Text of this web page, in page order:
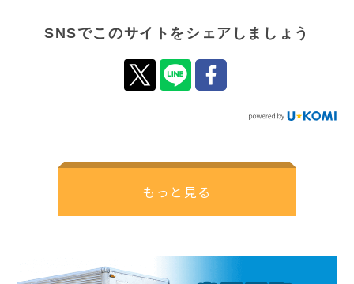
SNSでこのサイトをシェアしましょう
もっと見る